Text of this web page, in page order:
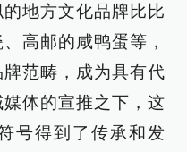
地方文化品牌比比
高邮的咸鸭蛋等，
范畴，成为具有代
体的宣推之下，这
号得到了传承和发